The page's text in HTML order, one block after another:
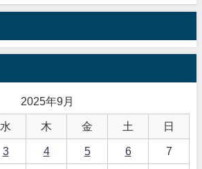
2025年9月
水 木 金 土 日
3 4 5 6 7